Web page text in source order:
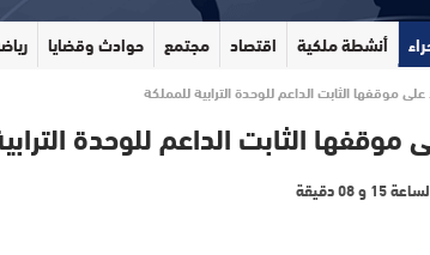
أنشطة ملكية اقتصاد مجتمع حوادث وقضايا
موقفها الثابت الداعم للوحدة الترابية للمملكة
الثابت الداعم للوحدة